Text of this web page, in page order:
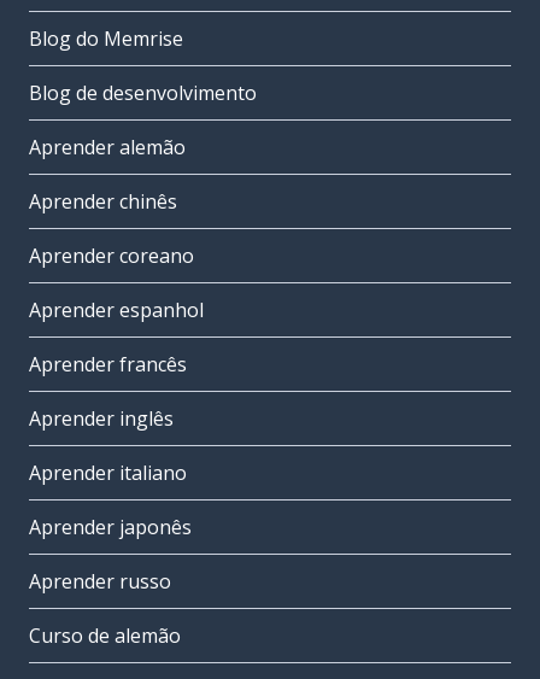
Blog do Memrise
Blog de desenvolvimento
Aprender alemão
Aprender chinês
Aprender coreano
Aprender espanhol
Aprender francês
Aprender inglês
Aprender italiano
Aprender japonês
Aprender russo
Curso de alemão